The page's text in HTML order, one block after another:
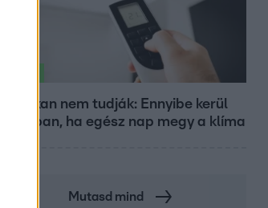
Ezt sokan nem tudják: Ennyibe kerül
valójában, ha egész nap megy a klíma
Mutasd mind